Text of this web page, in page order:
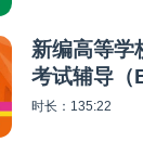
新编高等学
考试辅导（
时长：135:22